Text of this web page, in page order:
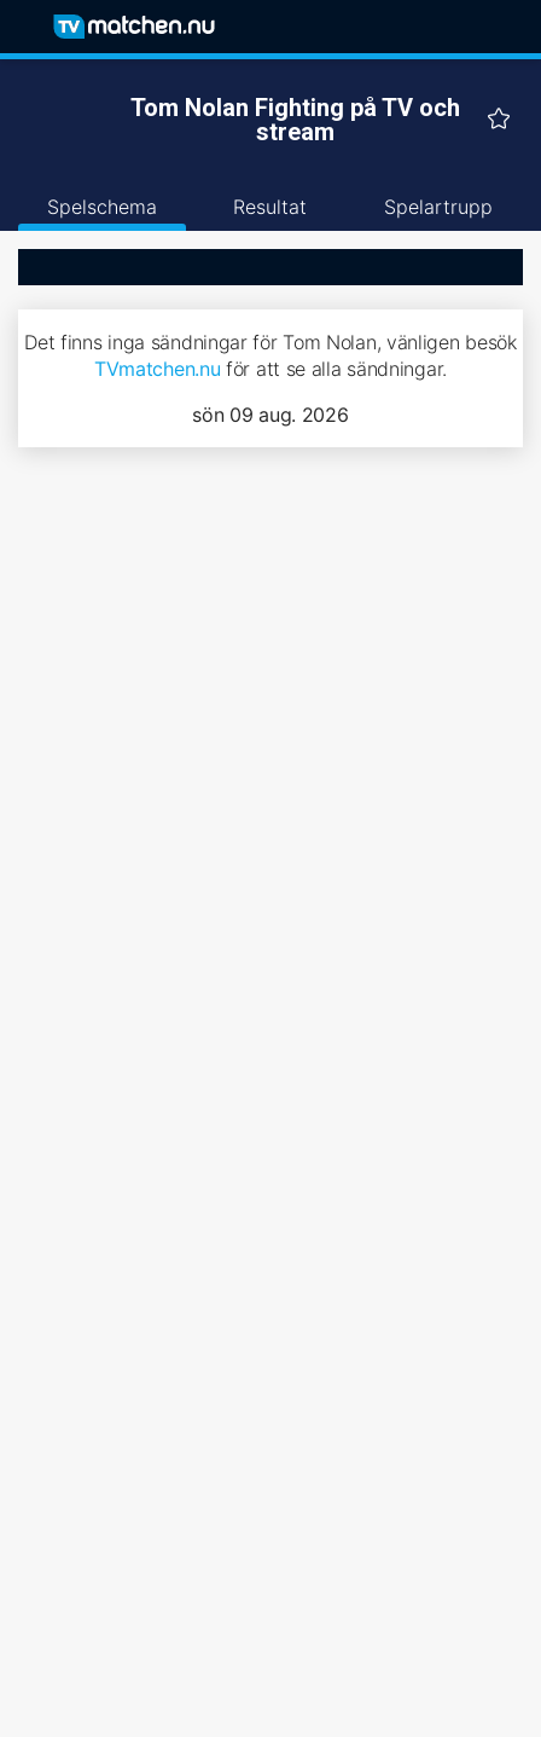
Tom Nolan Fighting på TV och
stream
Spelschema Resultat Spelartrupp
Det finns inga sändningar för Tom Nolan, vänligen besök
TVmatchen.nu för att se alla sändningar.
sön 09 aug. 2026